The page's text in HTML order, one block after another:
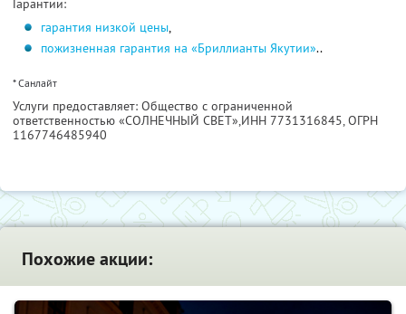
Гарантии:
гарантия низкой цены,
пожизненная гарантия на «Бриллианты Якутии»..
* Санлайт
Услуги предоставляет: Общество с ограниченной
ответственностью «СОЛНЕЧНЫЙ СВЕТ»,ИНН 7731316845, ОГРН
1167746485940
Похожие акции: